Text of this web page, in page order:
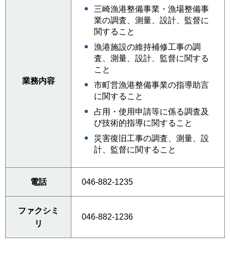
業務内容
三崎漁港整備事業・漁場整備事
業の調査、測量、設計、監督に
関すること
漁港施設の維持補修工事の調
査、測量、設計、監督に関する
こと
市町営漁港整備事業の指導助言
に関すること
占用・使用申請等に係る調査及
び技術的指導に関すること
災害復旧工事の調査、測量、設
計、監督に関すること
電話 046-882-1235
ファクシミ
リ
046-882-1236